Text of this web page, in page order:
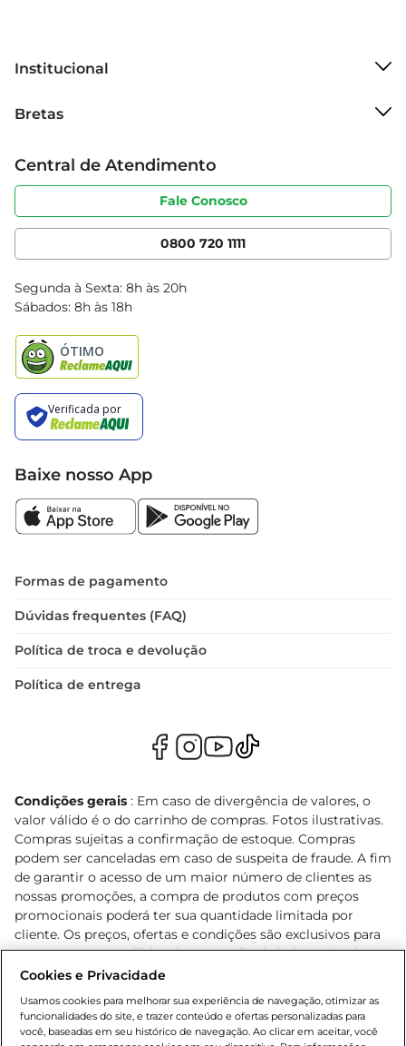
Institucional
Grupo Cencosud
Sobre privacidade
Portal do fornecedor
Cencosud Media
Bretas
Produtos Bretas
Código de ética
Serviços
Clube Bretas
Blog Bretas
Black Friday
Central de Atendimento
Fale Conosco
0800 720 1111
Segunda à Sexta: 8h às 20h
Sábados: 8h às 18h
Baixe nosso App
Formas de pagamento
Dúvidas frequentes (FAQ)
Política de troca e devolução
Política de entrega
Condições gerais : Em caso de divergência de valores, o
valor válido é o do carrinho de compras. Fotos ilustrativas.
Compras sujeitas a confirmação de estoque. Compras
podem ser canceladas em caso de suspeita de fraude. A fim
de garantir o acesso de um maior número de clientes as
nossas promoções, a compra de produtos com preços
promocionais poderá ter sua quantidade limitada por
cliente. Os preços, ofertas e condições são exclusivos para
o e-commerce e válidos durante o dia de hoje, podendo
sofrer alterações sem prévia notificação. Proibida a venda
Lei n.º 8069/90, art. 81, inciso II (Estatuto da Criança e do
Adolescente). Preços e condições exclusivos para o
Cookies e Privacidade
Usamos cookies para melhorar sua experiência de navegação, otimizar as
funcionalidades do site, e trazer conteúdo e ofertas personalizadas para
você, baseadas em seu histórico de navegação. Ao clicar em aceitar, você